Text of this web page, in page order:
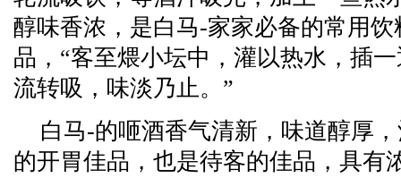
醇味香浓，是白马-家家必备的常用
品，“客至煨小坛中，灌以热水，插
流转吸，味淡乃止。”
白马-的咂酒香气清新，味道醇厚
的开胃佳品，也是待客的佳品，具有